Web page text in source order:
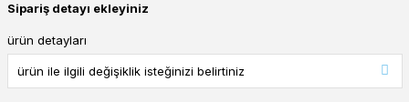
Sipariş detayı ekleyiniz
ürün detayları